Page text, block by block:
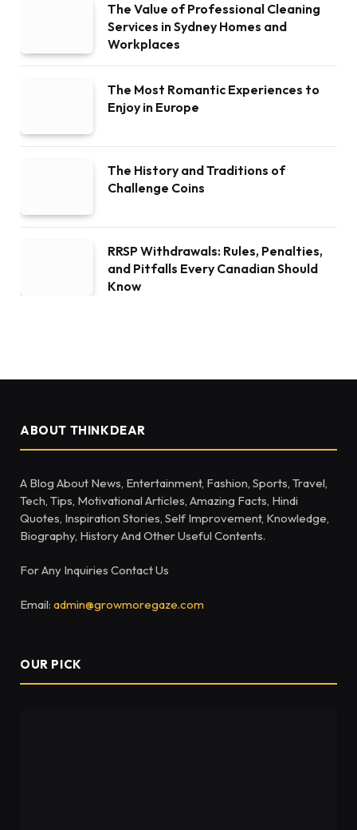
The Value of Professional Cleaning
Services in Sydney Homes and
Workplaces
The Most Romantic Experiences to
Enjoy in Europe
The History and Traditions of
Challenge Coins
RRSP Withdrawals: Rules, Penalties,
and Pitfalls Every Canadian Should
Know
ABOUT THINKDEAR
A Blog About News, Entertainment, Fashion, Sports, Travel,
Tech, Tips, Motivational Articles, Amazing Facts, Hindi
Quotes, Inspiration Stories, Self Improvement, Knowledge,
Biography, History And Other Useful Contents.
For Any Inquiries Contact Us
Email: admin@growmoregaze.com
OUR PICK